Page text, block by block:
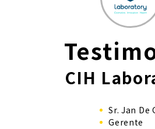
CIH
Sr. Jan De
Gerente